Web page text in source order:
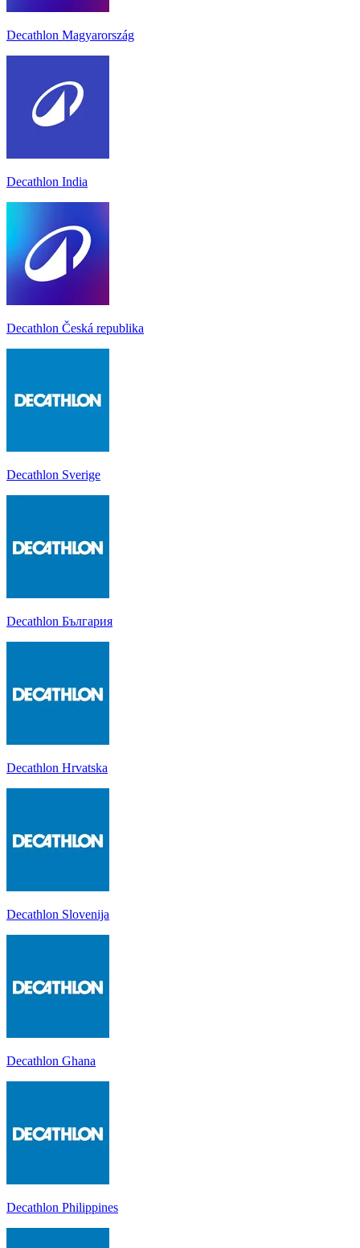
Decathlon Magyarország
Decathlon India
Decathlon Česká republika
Decathlon Sverige
Decathlon България
Decathlon Hrvatska
Decathlon Slovenija
Decathlon Ghana
Decathlon Philippines